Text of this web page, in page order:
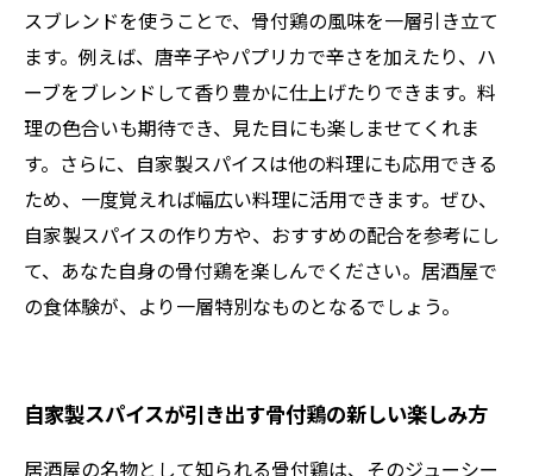
スブレンドを使うことで、骨付鶏の風味を一層引き立て
ます。例えば、唐辛子やパプリカで辛さを加えたり、ハ
ーブをブレンドして香り豊かに仕上げたりできます。料
理の色合いも期待でき、見た目にも楽しませてくれま
す。さらに、自家製スパイスは他の料理にも応用できる
ため、一度覚えれば幅広い料理に活用できます。ぜひ、
自家製スパイスの作り方や、おすすめの配合を参考にし
て、あなた自身の骨付鶏を楽しんでください。居酒屋で
の食体験が、より一層特別なものとなるでしょう。
自家製スパイスが引き出す骨付鶏の新しい楽しみ方
居酒屋の名物として知られる骨付鶏は、そのジューシー